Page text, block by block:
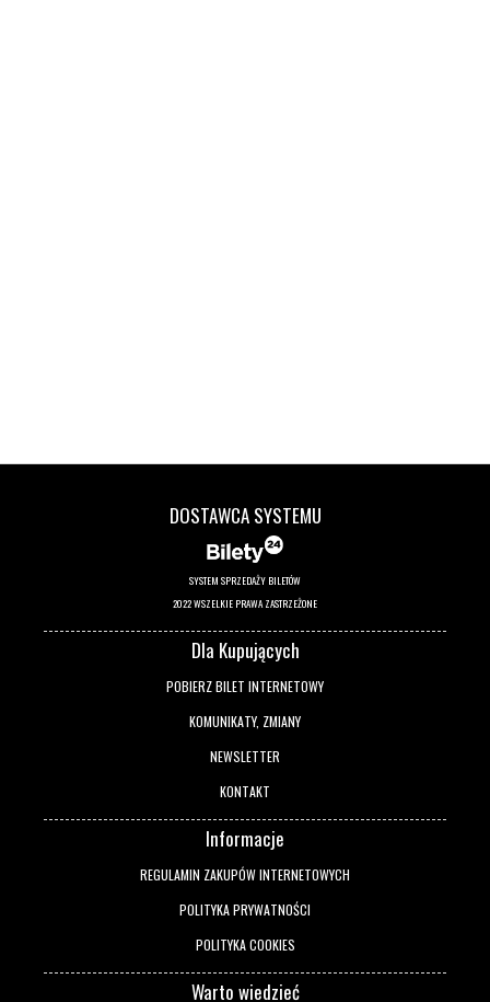
DOSTAWCA SYSTEMU
SYSTEM SPRZEDAŻY BILETÓW
2022 WSZELKIE PRAWA ZASTRZEŻONE
Dla Kupujących
POBIERZ BILET INTERNETOWY
KOMUNIKATY, ZMIANY
NEWSLETTER
KONTAKT
Informacje
REGULAMIN ZAKUPÓW INTERNETOWYCH
POLITYKA PRYWATNOŚCI
POLITYKA COOKIES
Warto wiedzieć